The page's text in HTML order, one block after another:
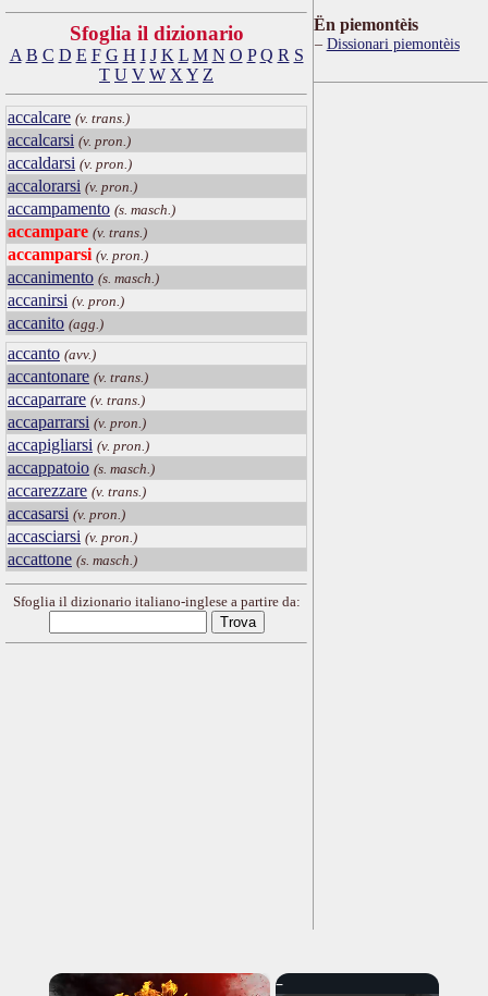
Sfoglia il dizionario
A B C D E F G H I J K L M N O P Q R S
T U V W X Y Z
accalcare (v. trans.)
accalcarsi (v. pron.)
accaldarsi (v. pron.)
accalorarsi (v. pron.)
accampamento (s. masch.)
accampare (v. trans.)
accamparsi (v. pron.)
accanimento (s. masch.)
accanirsi (v. pron.)
accanito (agg.)
accanto (avv.)
accantonare (v. trans.)
accaparrare (v. trans.)
accaparrarsi (v. pron.)
accapigliarsi (v. pron.)
accappatoio (s. masch.)
accarezzare (v. trans.)
accasarsi (v. pron.)
accasciarsi (v. pron.)
accattone (s. masch.)
Sfoglia il dizionario italiano-inglese a partire da:
Ën piemontèis
Dissionari piemontèis
×